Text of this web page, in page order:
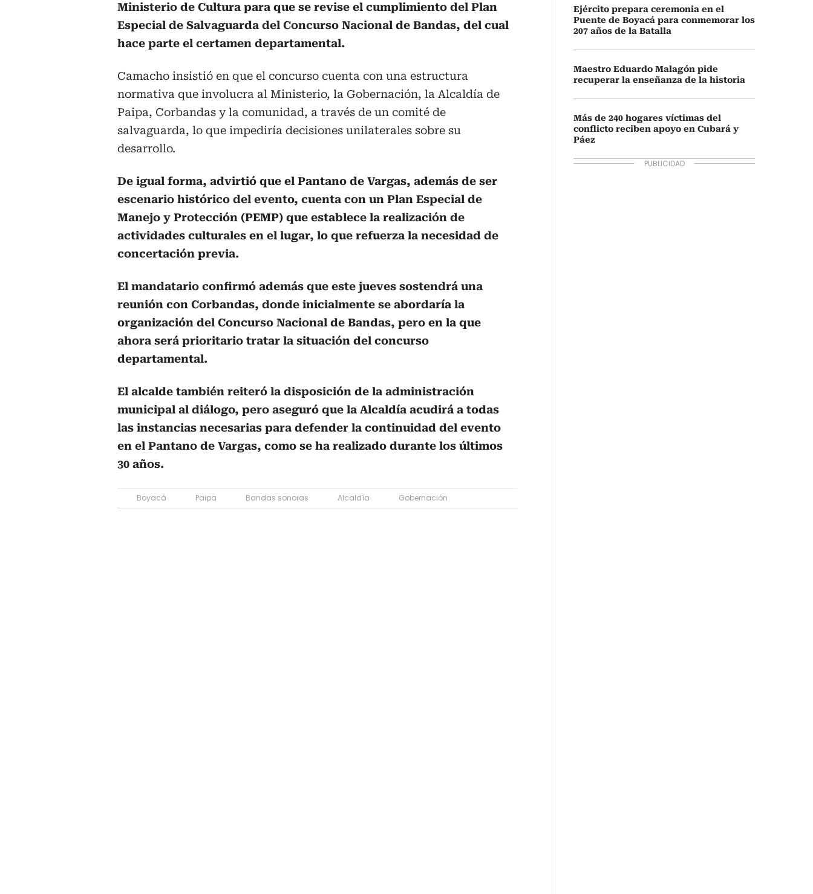
Ministerio de Cultura para que se revise el cumplimiento del Plan
Especial de Salvaguarda del Concurso Nacional de Bandas, del cual
hace parte el certamen departamental.
Camacho insistió en que el concurso cuenta con una estructura
normativa que involucra al Ministerio, la Gobernación, la Alcaldía de
Paipa, Corbandas y la comunidad, a través de un comité de
salvaguarda, lo que impediría decisiones unilaterales sobre su
desarrollo.
De igual forma, advirtió que el Pantano de Vargas, además de ser
escenario histórico del evento, cuenta con un Plan Especial de
Manejo y Protección (PEMP) que establece la realización de
actividades culturales en el lugar, lo que refuerza la necesidad de
concertación previa.
El mandatario confirmó además que este jueves sostendrá una
reunión con Corbandas, donde inicialmente se abordaría la
organización del Concurso Nacional de Bandas, pero en la que
ahora será prioritario tratar la situación del concurso
departamental.
El alcalde también reiteró la disposición de la administración
municipal al diálogo, pero aseguró que la Alcaldía acudirá a todas
las instancias necesarias para defender la continuidad del evento
en el Pantano de Vargas, como se ha realizado durante los últimos
30 años.
Boyacá Paipa Bandas sonoras Alcaldía Gobernación
Ejército prepara ceremonia en el
Puente de Boyacá para conmemorar los
207 años de la Batalla
Maestro Eduardo Malagón pide
recuperar la enseñanza de la historia
Más de 240 hogares víctimas del
conflicto reciben apoyo en Cubará y
Páez